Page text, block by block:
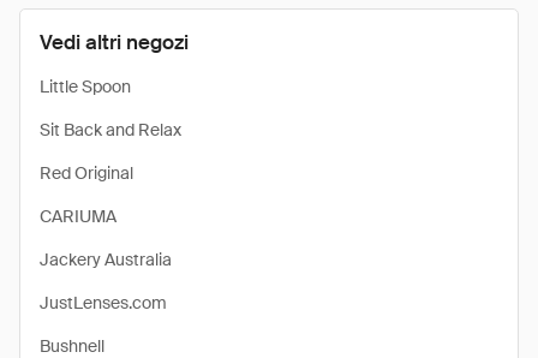
Vedi altri negozi
Little Spoon
Sit Back and Relax
Red Original
CARIUMA
Jackery Australia
JustLenses.com
Bushnell